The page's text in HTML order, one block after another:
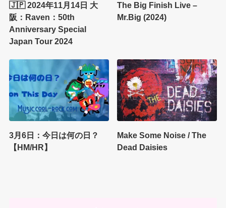
🇯🇵 2024年11月14日 大
阪：Raven：50th
Anniversary Special
Japan Tour 2024
The Big Finish Live –
Mr.Big (2024)
3月6日：今日は何の日？
【HM/HR】
Make Some Noise / The
Dead Daisies